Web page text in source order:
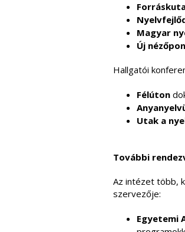
Magyar
Új
Hallgatói
Félúton
Utak a
További
Az intézet több,
szervezője:
Egyetemi